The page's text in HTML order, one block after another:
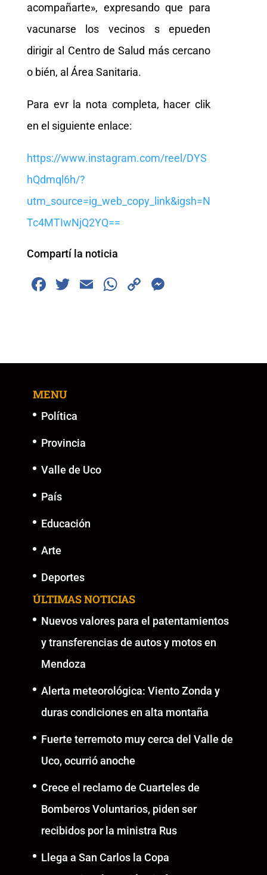
acompañarte», expresando que para
vacunarse los vecinos s epueden
dirigir al Centro de Salud más cercano
o bién, al Área Sanitaria.
Para evr la nota completa, hacer clik
en el siguiente enlace:
https://www.instagram.com/reel/DYS
hQdmql6h/?
utm_source=ig_web_copy_link&igsh=N
Tc4MTIwNjQ2YQ==
Compartí la noticia
F
b
o
k
T
E
W
A
C
Li n
MENU
Política
Provincia
Valle de Uco
País
Educación
Arte
Deportes
ÚLTIMAS NOTICIAS
Nuevos valores para el patentamientos
y transferencias de autos y motos en
Mendoza
Alerta meteorológica: Viento Zonda y
duras condiciones en alta montaña
Fuerte terremoto muy cerca del Valle de
Uco, ocurrió anoche
Crece el reclamo de Cuarteles de
Bomberos Voluntarios, piden ser
recibidos por la ministra Rus
Llega a San Carlos la Copa